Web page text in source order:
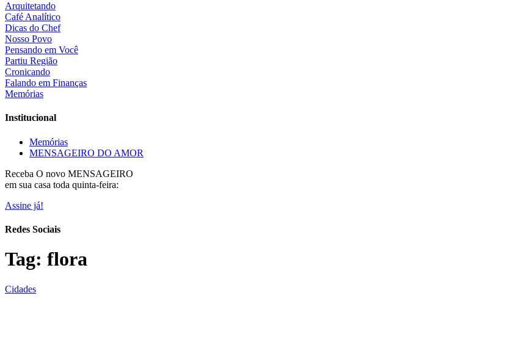
Arquitetando
Café Analítico
Dicas do Chef
Nosso Povo
Pensando em Você
Partiu Região
Cronicando
Falando em Finanças
Memórias
Institucional
Memórias
MENSAGEIRO DO AMOR
Receba O novo MENSAGEIRO
em sua casa toda quinta-feira:
Assine já!
Redes Sociais
Tag: flora
Cidades